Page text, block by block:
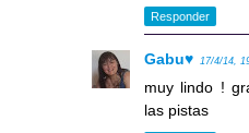
Responder
Gabu♥ 17/4/14,
muy lindo !
las pistas